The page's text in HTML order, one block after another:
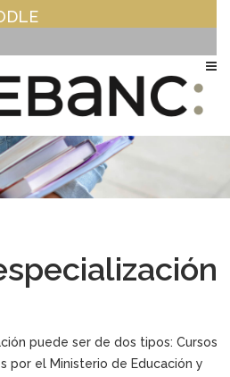
puede ser de dos tipos: Cursos
por el Ministerio de Educación y